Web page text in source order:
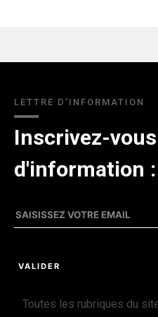
LETTRE D'INFORMATION
Inscrivez-
d'information :
Toutes les rubriques du